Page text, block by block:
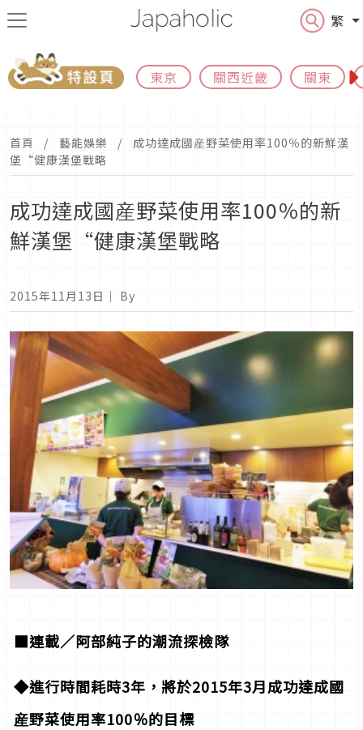
繁
東京 關西近畿 關東
首頁 藝能娛樂
成功達成國産野菜使用率100％的新鮮漢
堡“健康漢堡戰略
成功達成國産野菜使用率100％的新
鮮漢堡“健康漢堡戰略
2015年11月13日 ｜ By
■連載／阿部純子的潮流探檢隊
◆進行時間耗時3年，將於2015年3月成功達成國
産野菜使用率100％的目標